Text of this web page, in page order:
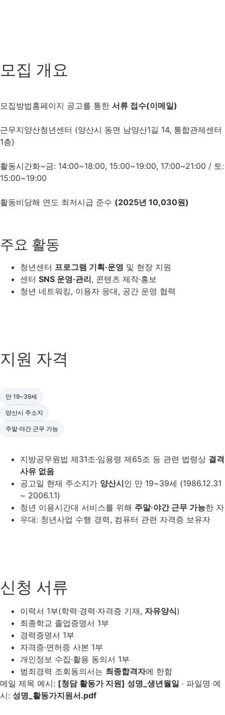
모집 개요
모집방법홈페이지 공고를 통한 서류 접수(이메일)
근무지양산청년센터 (양산시 동면 남양산1길 14, 통합관제센터
1층)
활동시간화~금: 14:00~18:00, 15:00~19:00, 17:00~21:00 / 토:
15:00~19:00
활동비당해 연도 최저시급 준수 (2025년 10,030원)
주요 활동
청년센터 프로그램 기획·운영 및 현장 지원
센터 SNS 운영·관리, 콘텐츠 제작·홍보
청년 네트워킹, 이용자 응대, 공간 운영 협력
지원 자격
만 19~39세
양산시 주소지
주말·야간 근무 가능
지방공무원법 제31조·임용령 제65조 등 관련 법령상 결격
사유 없음
공고일 현재 주소지가 양산시인 만 19~39세 (1986.12.31
~ 2006.1.1)
청년 이용시간대 서비스를 위해 주말·야간 근무 가능한 자
우대: 청년사업 수행 경력, 컴퓨터 관련 자격증 보유자
신청 서류
이력서 1부(학력·경력·자격증 기재, 자유양식)
최종학교 졸업증명서 1부
경력증명서 1부
자격증·면허증 사본 1부
개인정보 수집·활용 동의서 1부
범죄경력 조회동의서는 최종합격자에 한함
메일 제목 예시: [청담 활동가 지원] 성명_생년월일 · 파일명 예
시: 성명_활동가지원서.pdf